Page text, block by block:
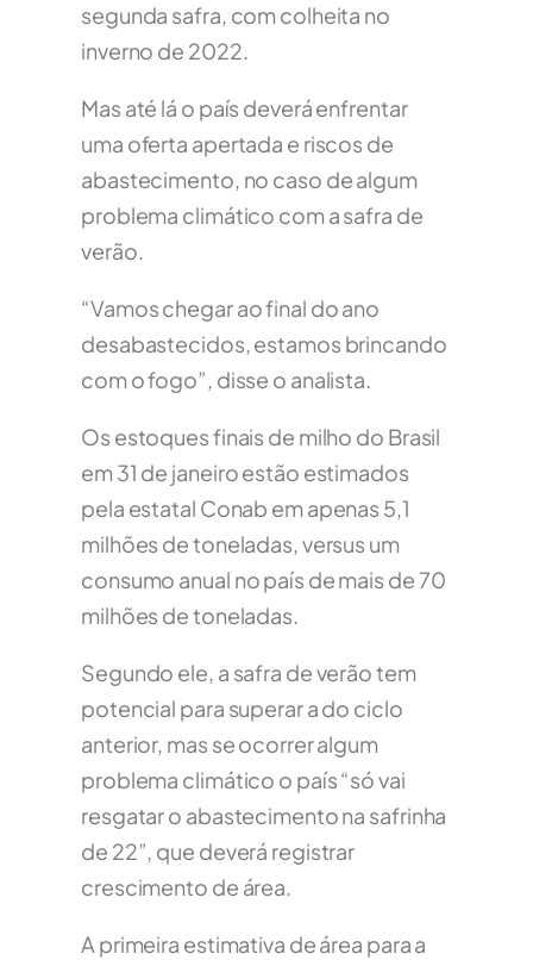
segunda safra, com colheita no
inverno de 2022.
Mas até lá o país deverá enfrentar
uma oferta apertada e riscos de
abastecimento, no caso de algum
problema climático com a safra de
verão.
“Vamos chegar ao final do ano
desabastecidos, estamos brincando
com o fogo”, disse o analista.
Os estoques finais de milho do Brasil
em 31 de janeiro estão estimados
pela estatal Conab em apenas 5,1
milhões de toneladas, versus um
consumo anual no país de mais de 70
milhões de toneladas.
Segundo ele, a safra de verão tem
potencial para superar a do ciclo
anterior, mas se ocorrer algum
problema climático o país “só vai
resgatar o abastecimento na safrinha
de 22”, que deverá registrar
crescimento de área.
A primeira estimativa de área para a